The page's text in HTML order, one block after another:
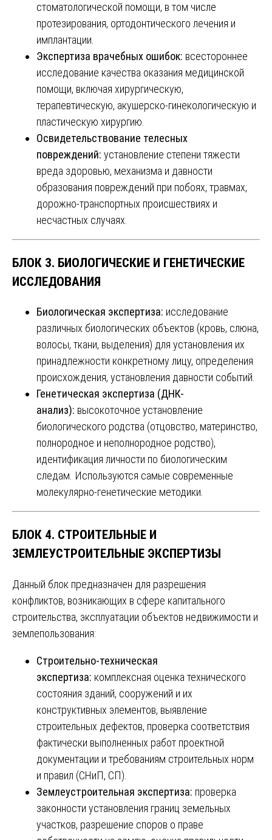
стоматологической помощи, в том числе
протезирования, ортодонтического лечения и
имплантации.
Экспертиза врачебных ошибок: всестороннее
исследование качества оказания медицинской
помощи, включая хирургическую,
терапевтическую, акушерско-гинекологическую и
пластическую хирургию.
Освидетельствование телесных
повреждений: установление степени тяжести
вреда здоровью, механизма и давности
образования повреждений при побоях, травмах,
дорожно-транспортных происшествиях и
несчастных случаях.
БЛОК 3. БИОЛОГИЧЕСКИЕ И ГЕНЕТИЧЕСКИЕ
ИССЛЕДОВАНИЯ
Биологическая экспертиза: исследование
различных биологических объектов (кровь, слюна,
волосы, ткани, выделения) для установления их
принадлежности конкретному лицу, определения
происхождения, установления давности событий.
Генетическая экспертиза (ДНК-
анализ): высокоточное установление
биологического родства (отцовство, материнство,
полнородное и неполнородное родство),
идентификация личности по биологическим
следам. Используются самые современные
молекулярно-генетические методики.
БЛОК 4. СТРОИТЕЛЬНЫЕ И
ЗЕМЛЕУСТРОИТЕЛЬНЫЕ ЭКСПЕРТИЗЫ
Данный блок предназначен для разрешения
конфликтов, возникающих в сфере капитального
строительства, эксплуатации объектов недвижимости и
землепользования:
Строительно-техническая
экспертиза: комплексная оценка технического
состояния зданий, сооружений и их
конструктивных элементов, выявление
строительных дефектов, проверка соответствия
фактически выполненных работ проектной
документации и требованиям строительных норм
и правил (СНиП, СП).
Землеустроительная экспертиза: проверка
законности установления границ земельных
участков, разрешение споров о праве